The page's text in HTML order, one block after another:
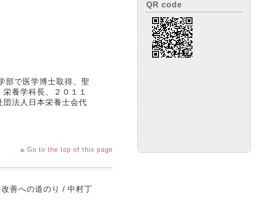
部で医学博士取得、聖
養学科長、２０１１
法人日本栄養士会代
Go to the top of this page
善への道のり / 中村丁
QR code